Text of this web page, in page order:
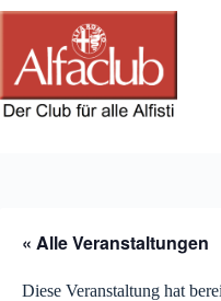
Zum
springen
« Alle Veranstaltungen
Diese Veranstaltung hat